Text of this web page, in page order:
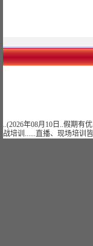
..(2026年08月10日..假期有
战培训......直播、现场培训